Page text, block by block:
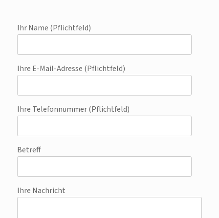
Ihr Name (Pflichtfeld)
Ihre E-Mail-Adresse (Pflichtfeld)
Ihre Telefonnummer (Pflichtfeld)
Betreff
Ihre Nachricht